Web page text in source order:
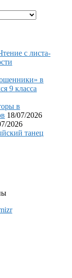
с листа-
в
9 класса
в
18/07/2026
2026
танец